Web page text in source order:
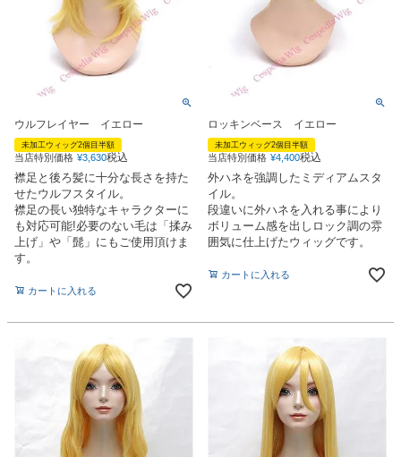
ウルフレイヤー イエロー
未加工ウィッグ2個目半額
当店特別価格 ¥3,630税込
襟足と後ろ髪に十分な長さを持た
せたウルフスタイル。
襟足の長い独特なキャラクターに
も対応可能!必要のない毛は「揉み
上げ」や「髭」にもご使用頂けま
す。
カートに入れる
ロッキンベース イエロー
未加工ウィッグ2個目半額
当店特別価格 ¥4,400税込
外ハネを強調したミディアムスタ
イル。
段違いに外ハネを入れる事により
ボリューム感を出しロック調の雰
囲気に仕上げたウィッグです。
カートに入れる